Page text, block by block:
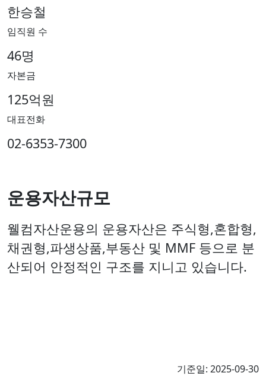
한승철
임직원 수
46명
자본금
125억원​
대표전화
02-6353-7300
운용자산규모
웰컴자산운용의 운용자산은 주식형,혼합형,
채권형,파생상품,부동산 및 MMF 등으로 분
산되어 안정적인 구조를 지니고 있습니다.
기준일: 2025-09-30